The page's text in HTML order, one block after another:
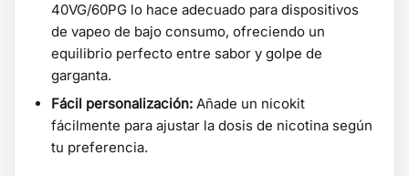
40VG/60PG lo hace adecuado para dispositivos
de vapeo de bajo consumo, ofreciendo un
equilibrio perfecto entre sabor y golpe de
garganta.
Fácil personalización: Añade un nicokit
fácilmente para ajustar la dosis de nicotina según
tu preferencia.